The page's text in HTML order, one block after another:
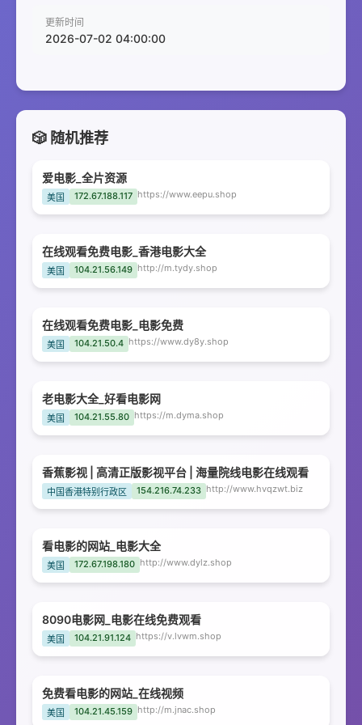
更新时间
2026-07-02 04:00:00
🎲 随机推荐
爱电影_全片资源
美国 172.67.188.117 https://www.eepu.shop
在线观看免费电影_香港电影大全
美国 104.21.56.149 http://m.tydy.shop
在线观看免费电影_电影免费
美国 104.21.50.4 https://www.dy8y.shop
老电影大全_好看电影网
美国 104.21.55.80 https://m.dyma.shop
香蕉影视 | 高清正版影视平台 | 海量院线电影在线观看
中国香港特别行政区 154.216.74.233 http://www.hvqzwt.biz
看电影的网站_电影大全
美国 172.67.198.180 http://www.dylz.shop
8090电影网_电影在线免费观看
美国 104.21.91.124 https://v.lvwm.shop
免费看电影的网站_在线视频
美国 104.21.45.159 http://m.jnac.shop